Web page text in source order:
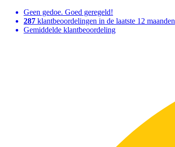
Geen gedoe. Goed geregeld!
287 klantbeoordelingen in de laatste 12 maanden
Gemiddelde klantbeoordeling